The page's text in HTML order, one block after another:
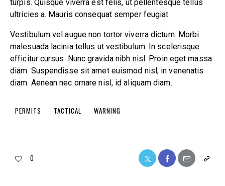
turpis. Quisque viverra est felis, ut pellentesque tellus
ultricies a. Mauris consequat semper feugiat.
Vestibulum vel augue non tortor viverra dictum. Morbi
malesuada lacinia tellus ut vestibulum. In scelerisque
efficitur cursus. Nunc gravida nibh nisl. Proin eget massa
diam. Suspendisse sit amet euismod nisl, in venenatis
diam. Aenean nec ornare nisl, id aliquam diam.
PERMITS TACTICAL WARNING
0